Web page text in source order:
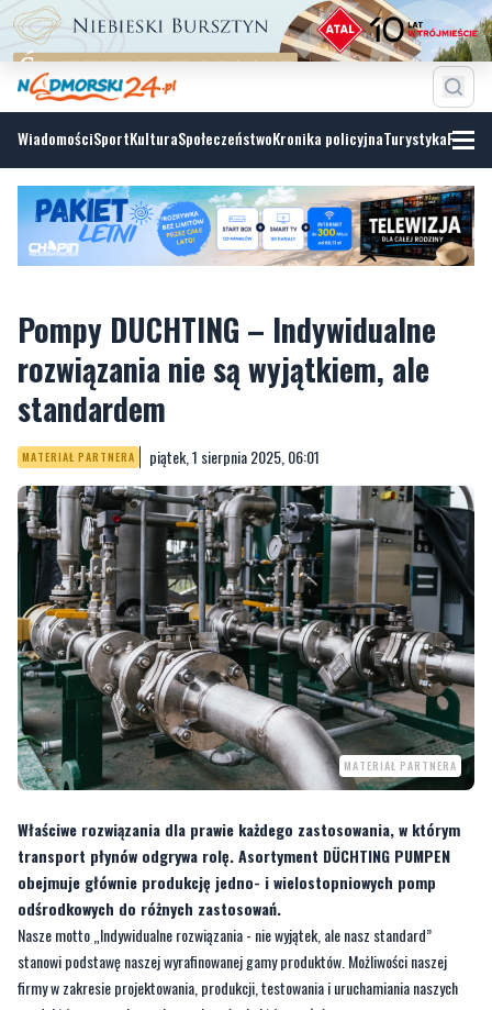
WiadomościSportKulturaSpołeczeństwoKronika policyjnaTurystyka
Pompy DUCHTING – Indywidualne
standardem
MATERIAŁ PARTNERA piątek, 1 sierpnia 2025, 06:01
MATERIAŁ PARTNERA
Właściwe rozwiązania dla prawie każdego zastosowania, w którym
transport płynów odgrywa rolę. Asortyment DÜCHTING PUMPEN
odśrodkowych do różnych zastosowań.
Nasze motto „Indywidualne rozwiązania - nie wyjątek, ale nasz standard”
stanowi podstawę naszej wyrafinowanej gamy produktów. Możliwości naszej
firmy w zakresie projektowania, produkcji, testowania i uruchamiania naszych
produktów są wysoko cenione w branżach, którym służymy.
Poznaj najlepsze pompy
Od 1938 roku specjalizują się wzaawansowanych pompach